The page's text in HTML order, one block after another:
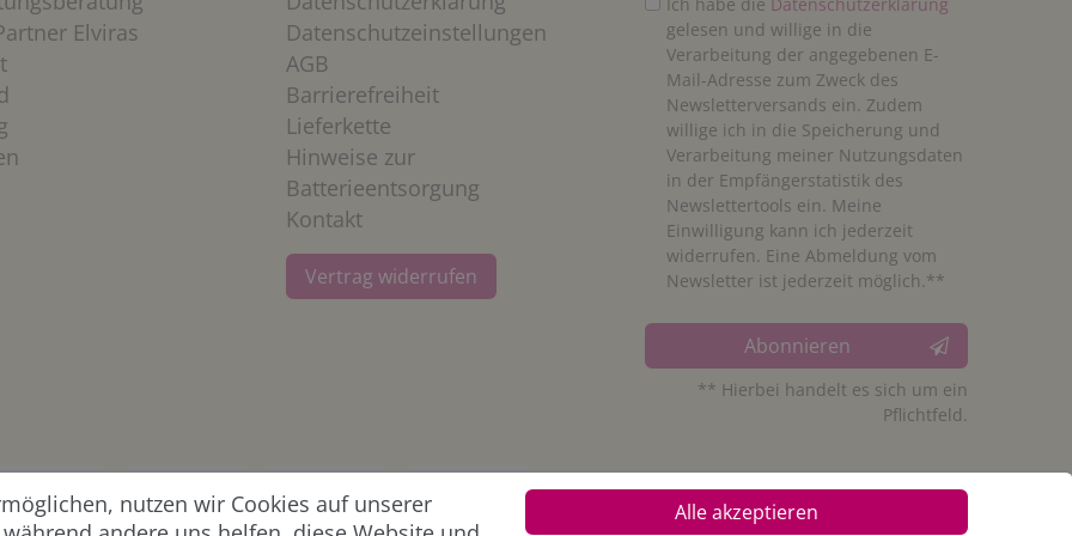
Elviras
Datenschutzeinstellungen
AGB
Barrierefreiheit
Lieferkette
Hinweise zur
Batterieentsorgung
Kontakt
Vertrag widerrufen
gelesen und willige in die
Verarbeitung der angegebenen E-
Mail-Adresse zum Zweck des
Newsletterversands ein. Zudem
willige ich in die Speicherung und
Verarbeitung meiner Nutzungsdaten
in der Empfängerstatistik des
Newslettertools ein. Meine
Einwilligung kann ich jederzeit
widerrufen. Eine Abmeldung vom
Newsletter ist jederzeit möglich.**
Abonnieren
** Hierbei handelt es sich um ein
Pflichtfeld.
nutzen wir Cookies auf unserer
Alle akzeptieren